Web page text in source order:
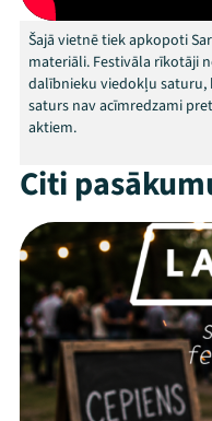
Threads
Šajā vietnē tiek apkopoti
materiāli. Festivāla rīkotāji
dalībnieku viedokļu saturu,
saturs nav acīmredzami
aktiem.
Citi